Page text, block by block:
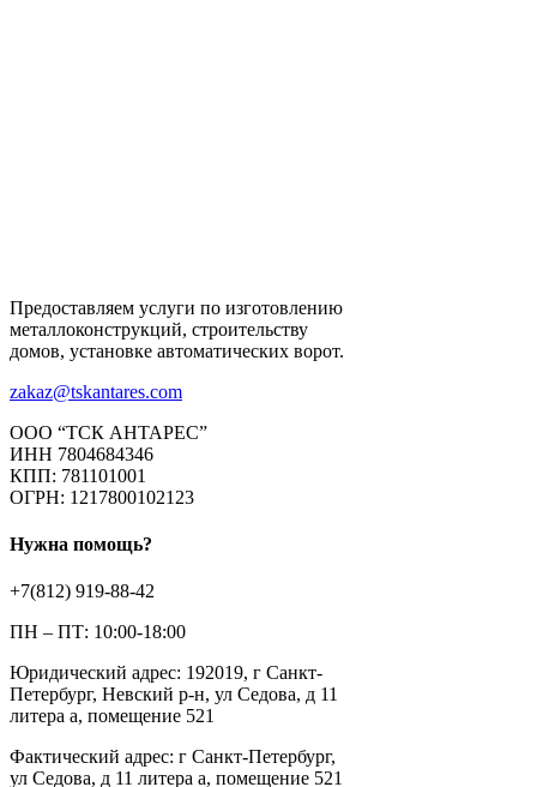
Предоставляем услуги по изготовлению
металлоконструкций, строительству
домов, установке автоматических ворот.
zakaz@tskantares.com
ООО “ТСК АНТАРЕС”
ИНН 7804684346
КПП: 781101001
ОГРН: 1217800102123
Нужна помощь?
+7(812) 919-88-42
ПН – ПТ: 10:00-18:00
Юридический адрес: 192019, г Санкт-
Петербург, Невский р-н, ул Седова, д 11
литера а, помещение 521
Фактический адрес: г Санкт-Петербург,
ул Седова, д 11 литера а, помещение 521